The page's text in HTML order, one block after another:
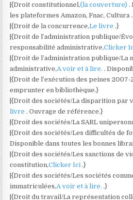
|{Droit constitutionnel,(la couverture).
les plateformes Amazon, Fnac, Cultura
|{Droit de la concurrence,Le livre.}
|{Droit de l’administration publique/
responsabilité administrative,Clicker
|{Droit de l’administration publique/La
administrative,A voir et à lire..
|{Droit de l’exécution des peines 2007-
emprunter en bibliothèque.}
|{Droit des sociétés/La disparition par
livre. Ouvrage de référence.}
|{Droit des sociétés/La SARL
|{Droit des sociétés/Les difficultés de
Disponible dans toutes les bonnes
|{Droit des sociétés/Les sanctions de
constitution,Clicker Ici.}
|{Droit des sociétés/Les sociétés
immatriculées,A voir et à lire..}
|{Droit du travail/La représentation